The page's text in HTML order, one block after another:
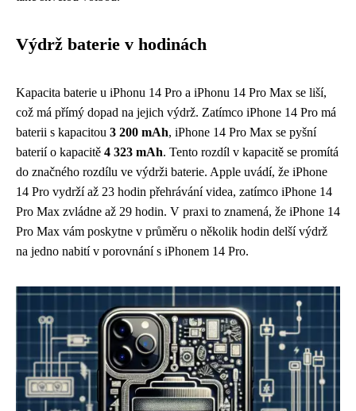
Výdrž baterie v hodinách
Kapacita baterie u iPhonu 14 Pro a iPhonu 14 Pro Max se liší,
což má přímý dopad na jejich výdrž. Zatímco iPhone 14 Pro má
baterii s kapacitou 3 200 mAh, iPhone 14 Pro Max se pyšní
baterií o kapacitě 4 323 mAh. Tento rozdíl v kapacitě se promítá
do značného rozdílu ve výdrži baterie. Apple uvádí, že iPhone
14 Pro vydrží až 23 hodin přehrávání videa, zatímco iPhone 14
Pro Max zvládne až 29 hodin. V praxi to znamená, že iPhone 14
Pro Max vám poskytne v průměru o několik hodin delší výdrž
na jedno nabití v porovnání s iPhonem 14 Pro.